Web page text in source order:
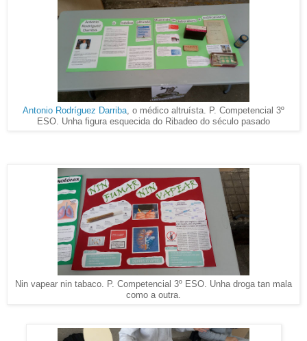
Antonio Rodríguez Darriba, o médico altruísta. P. Competencial 3º
ESO. Unha figura esquecida do Ribadeo do século pasado
Nin vapear nin tabaco. P. Competencial 3º ESO. Unha droga tan mala
como a outra.